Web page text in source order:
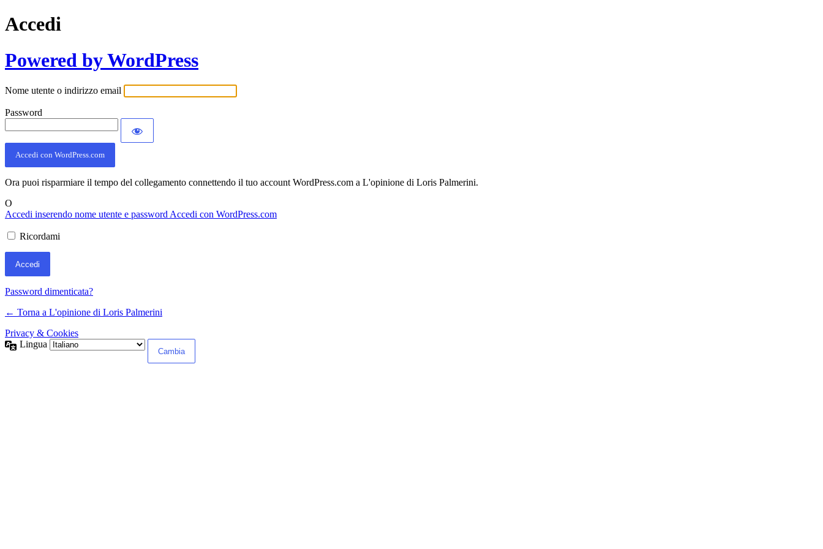
Accedi
Powered by WordPress
Nome utente o indirizzo email
Password
Accedi con WordPress.com
Ora puoi risparmiare il tempo del collegamento connettendo il tuo account WordPress.com a L'opinione di Loris Palmerini.
O
Accedi inserendo nome utente e password Accedi con WordPress.com
Ricordami
Password dimenticata?
← Torna a L'opinione di Loris Palmerini
Privacy & Cookies
Lingua